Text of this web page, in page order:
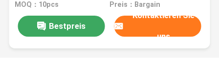
MOQ：10pcs Preis：Bargain
Bestpreis
Kontaktieren Sie
uns